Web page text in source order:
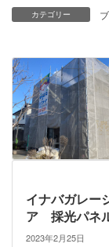
カテゴリー
イナバガレ
ア 採光パネ
2023年2月25日